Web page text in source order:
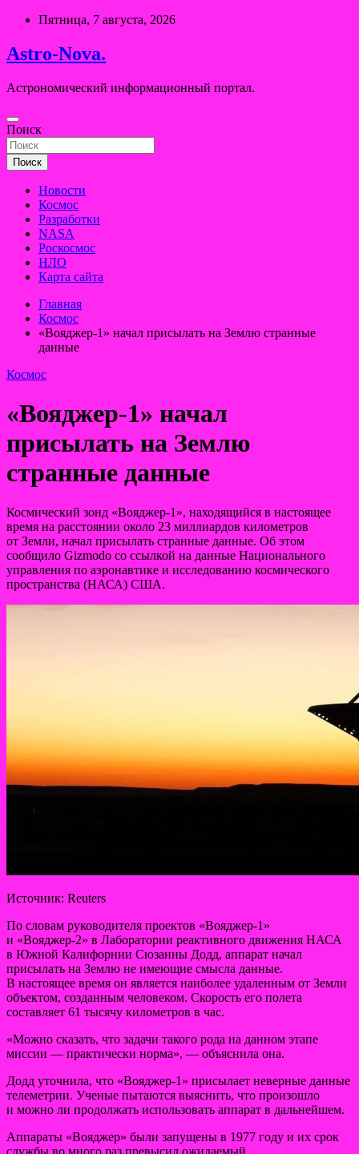
Перейти
содержимому
Пятница, 7 августа, 2026
Astro-Nova.
Астрономический информационный портал.
Поиск
Поиск
Новости
Космос
Разработки
NASA
Роскосмос
НЛО
Карта сайта
Главная
Космос
«Вояджер-1» начал присылать на Землю странные
данные
Космос
«Вояджер-1» начал
присылать на Землю
странные данные
Космический зонд «Вояджер-1», находящийся в настоящее
время на расстоянии около 23 миллиардов километров
от Земли, начал присылать странные данные. Об этом
сообщило Gizmodo со ссылкой на данные Национального
управления по аэронавтике и исследованию космического
пространства (НАСА) США.
Источник: Reuters
По словам руководителя проектов «Вояджер-1»
и «Вояджер-2» в Лаборатории реактивного движения НАСА
в Южной Калифорнии Сюзанны Додд, аппарат начал
присылать на Землю не имеющие смысла данные.
В настоящее время он является наиболее удаленным от Земли
объектом, созданным человеком. Скорость его полета
составляет 61 тысячу километров в час.
«Можно сказать, что задачи такого рода на данном этапе
миссии — практически норма», — объяснила она.
Додд уточнила, что «Вояджер-1» присылает неверные данные
телеметрии. Ученые пытаются выяснить, что произошло
и можно ли продолжать использовать аппарат в дальнейшем.
Аппараты «Вояджер» были запущены в 1977 году и их срок
службы во много раз превысил ожидаемый.